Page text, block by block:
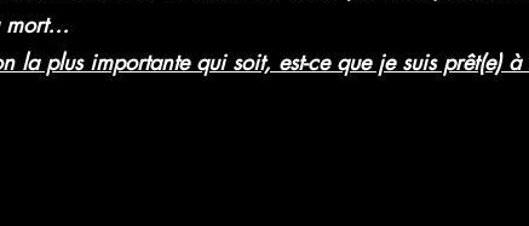
mort…
la plus importante qui soit, est-ce que je suis prêt(e) à